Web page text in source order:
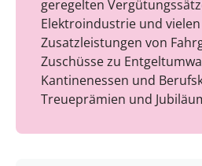
geregelten
Elektroindustrie und
Zusatzleistungen von
Zuschüsse zu
Kantinenessen und
Treueprämien und